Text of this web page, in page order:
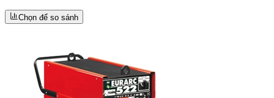
Chọn để so sánh